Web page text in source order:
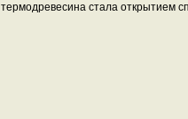
термодревесина стала открытием